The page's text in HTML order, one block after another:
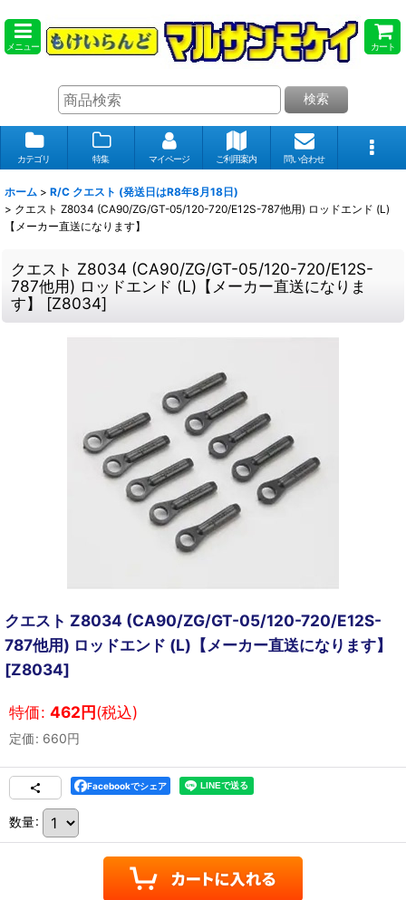
メニュー カート
検索
カテゴリ 特集 マイページ ご利用案内 問い合わせ
ホーム > R/C クエスト (発送日はR8年8月18日)
> クエスト Z8034 (CA90/ZG/GT-05/120-720/E12S-787他用) ロッドエンド (L)
【メーカー直送になります】
クエスト Z8034 (CA90/ZG/GT-05/120-720/E12S-
787他用) ロッドエンド (L)【メーカー直送になりま
す】 [Z8034]
クエスト Z8034 (CA90/ZG/GT-05/120-720/E12S-
787他用) ロッドエンド (L)【メーカー直送になります】
[Z8034]
特価: 462円(税込)
定価: 660円
Facebookでシェア
数量: